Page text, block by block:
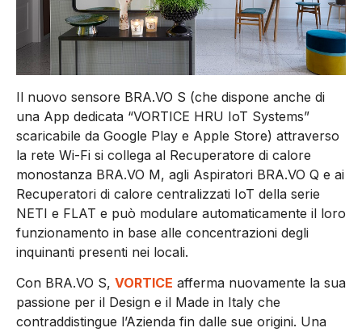
Il nuovo sensore BRA.VO S (che dispone anche di
una App dedicata “VORTICE HRU IoT Systems”
scaricabile da Google Play e Apple Store) attraverso
la rete Wi-Fi si collega al Recuperatore di calore
monostanza BRA.VO M, agli Aspiratori BRA.VO Q e ai
Recuperatori di calore centralizzati IoT della serie
NETI e FLAT e può modulare automaticamente il loro
funzionamento in base alle concentrazioni degli
inquinanti presenti nei locali.
Con BRA.VO S, VORTICE afferma nuovamente la sua
passione per il Design e il Made in Italy che
contraddistingue l’Azienda fin dalle sue origini. Una